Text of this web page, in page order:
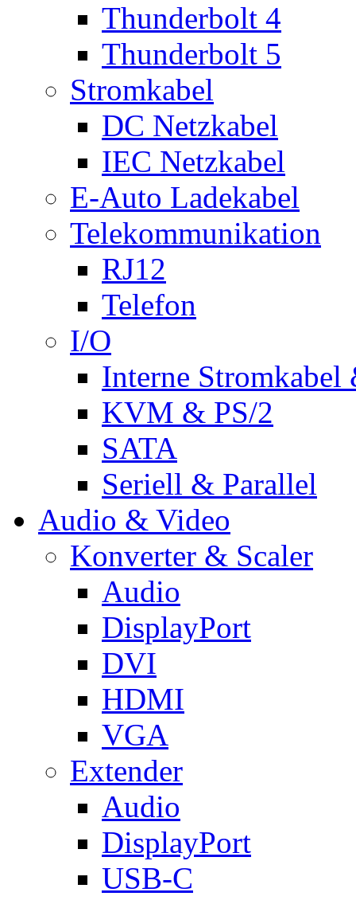
Thunderbolt 4
Thunderbolt 5
Stromkabel
DC Netzkabel
IEC Netzkabel
E-Auto Ladekabel
Telekommunikation
RJ12
Telefon
I/O
Interne Stromkabel
KVM & PS/2
SATA
Seriell & Parallel
Audio & Video
Konverter & Scaler
Audio
DisplayPort
DVI
HDMI
VGA
Extender
Audio
DisplayPort
USB-C